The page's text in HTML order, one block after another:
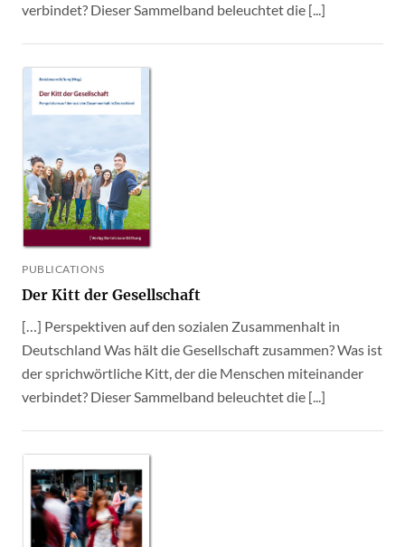
verbindet? Dieser Sammelband beleuchtet die [...]
PUBLICATIONS
Der Kitt der Gesellschaft
[…] Perspektiven auf den sozialen Zusammenhalt in
Deutschland Was hält die Gesellschaft zusammen? Was ist
der sprichwörtliche Kitt, der die Menschen miteinander
verbindet? Dieser Sammelband beleuchtet die [...]